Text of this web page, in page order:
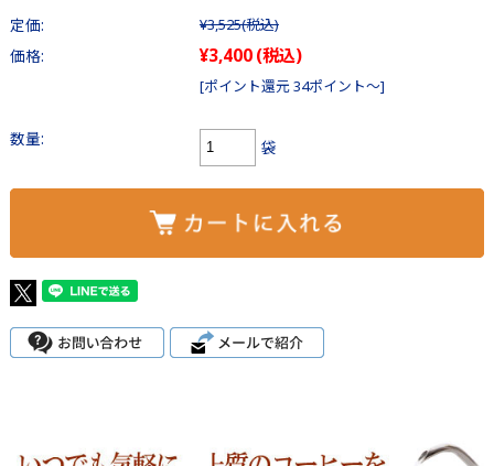
定価: ¥3,525(税込)
価格: ¥3,400(税込)
[ポイント還元 34ポイント～]
数量: 袋